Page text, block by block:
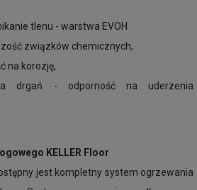
tlenu - warstwa EVOH
związków chemicznych,
na korozję,
drgań - odporność na uderzenia
KELLER Floor
jest kompletny system ogrzewania